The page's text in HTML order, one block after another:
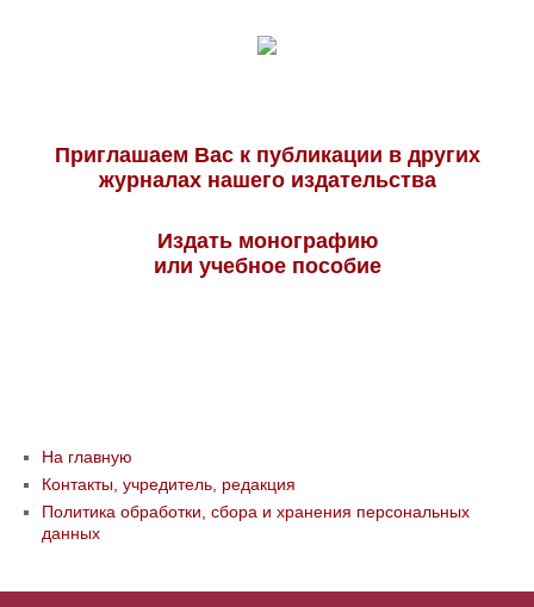
Приглашаем Вас к публикации в других
журналах нашего издательства
Издать монографию
или учебное пособие
На главную
Контакты, учредитель, редакция
Политика обработки, сбора и хранения персональных
данных